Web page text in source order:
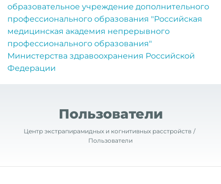
образовательное учреждение дополнительного
профессионального образования "Российская
медицинская академия непрерывного
профессионального образования"
Министерства здравоохранения Российской
Федерации
Пользователи
Центр экстрапирамидных и когнитивных расстройств
Пользователи